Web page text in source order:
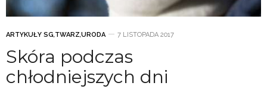
ARTYKUŁY SG,TWARZ,URODA 7 LISTOPADA 2017
Skóra podczas
chłodniejszych dni